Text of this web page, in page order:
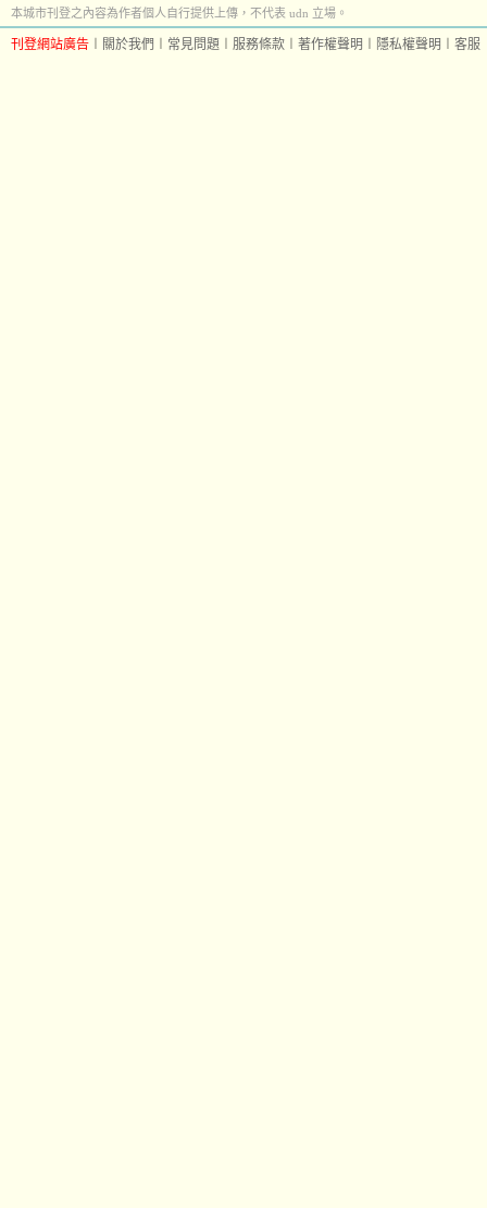
本城市刊登之內容為作者個人自行提供上傳，不代表 udn 立場。
刊登網站廣告 關於我們 常見問題 服務條款 著作權聲明 隱私權聲明 客服